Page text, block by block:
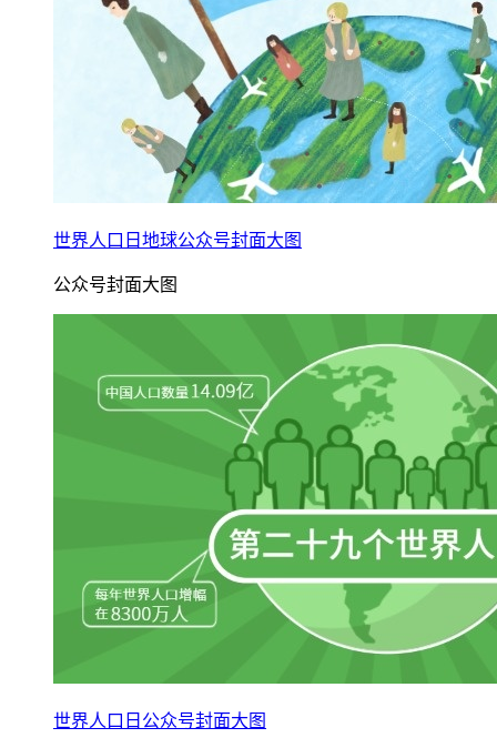
世界人口日地球公众号封面大图
公众号封面大图
世界人口日公众号封面大图